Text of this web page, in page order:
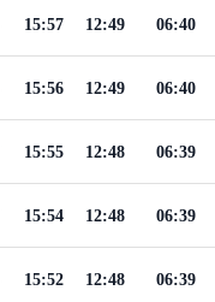
06:40
12:49
15:57
06:40
12:49
15:56
06:39
12:48
15:55
06:39
12:48
15:54
06:39
12:48
15:52